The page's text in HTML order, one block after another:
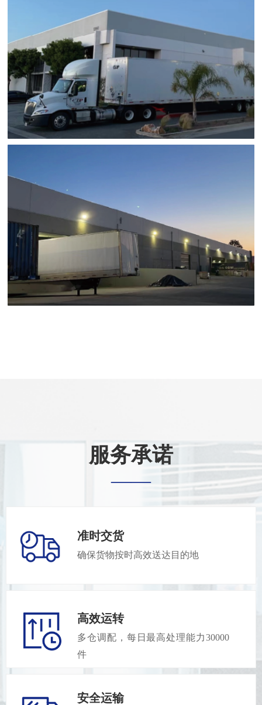
服务承诺
——
准时交货
确保货物按时高效送达目的地
高效运转
多仓调配，每日最高处理能力30000
件
安全运输